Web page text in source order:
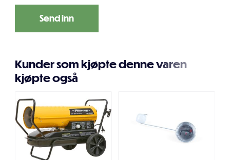
Kunder som kjøpte denne varen
kjøpte også